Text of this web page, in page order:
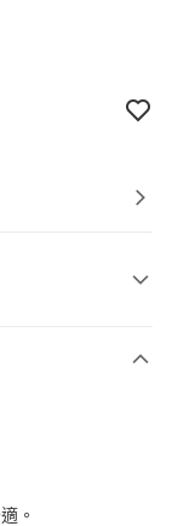
。